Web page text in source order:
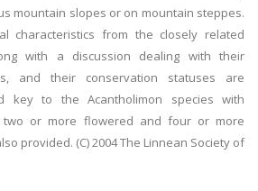
mountain slopes or on mountain steppes.
characteristics from the closely related
with a discussion dealing with their
and their conservation statuses are
key to the Acantholimon species with
two or more flowered and four or more
provided. (C) 2004 The Linnean Society of